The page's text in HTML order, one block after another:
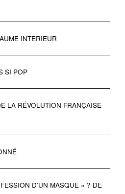
INTERIEUR
SI POP
LA RÉVOLUTION FRANÇAISE
D’UN MASQUE » ? DE